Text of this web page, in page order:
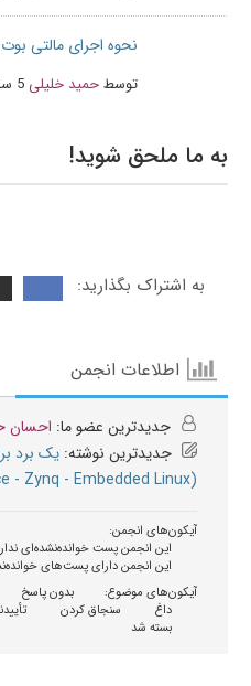
نحوه اجرای مالتی بوت
توسطحمید خلیلی5 سال پیش
به ما ملحق شوید!
به اشتراک بگذارید:
اطلاعات انجمن
جدیدترین عضو ما: احسان
جدیدترین نوشته: یک برد
(VHDL - DSP - Interface - Zynq - Embedded Linux)
آیکون‌های انجمن:
این انجمن پست خوانده‌نشده‌ای
این انجمن دارای پست‌های
آیکون‌های موضوع:
بدون پاسخ
داغ
سنجاق کردن
بسته شد